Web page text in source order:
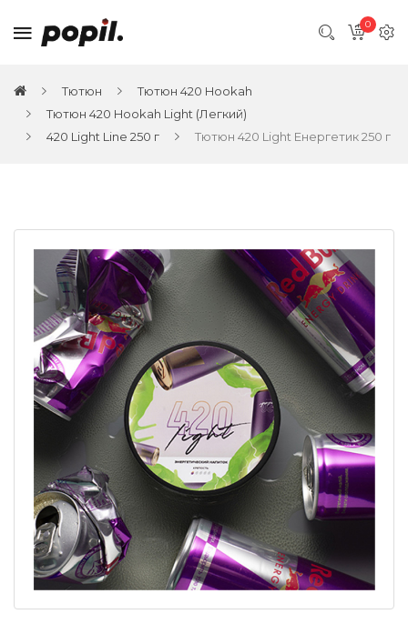
0
Тютюн
Тютюн 420 Hookah
Тютюн 420 Hookah Light (Легкий)
420 Light Line 250 г
Тютюн 420 Light Енергетик 250 г